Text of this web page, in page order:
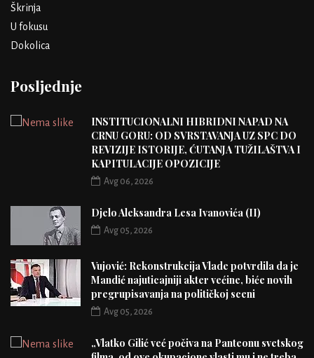
Škrinja
U fokusu
Dokolica
Posljednje
INSTITUCIONALNI HIBRIDNI NAPAD NA
CRNU GORU: OD SVRSTAVANJA UZ SPC DO
REVIZIJE ISTORIJE, ĆUTANJA TUŽILAŠTVA I
KAPITULACIJE OPOZICIJE
Avg 06, 2026
Djelo Aleksandra Lesa Ivanovića (II)
Avg 05, 2026
Vujović: Rekonstrukcija Vlade potvrdila da je
Mandić najuticajniji akter većine, biće novih
pregrupisavanja na političkoj sceni
Avg 05, 2026
„Vlatko Gilić već počiva na Panteonu svetskog